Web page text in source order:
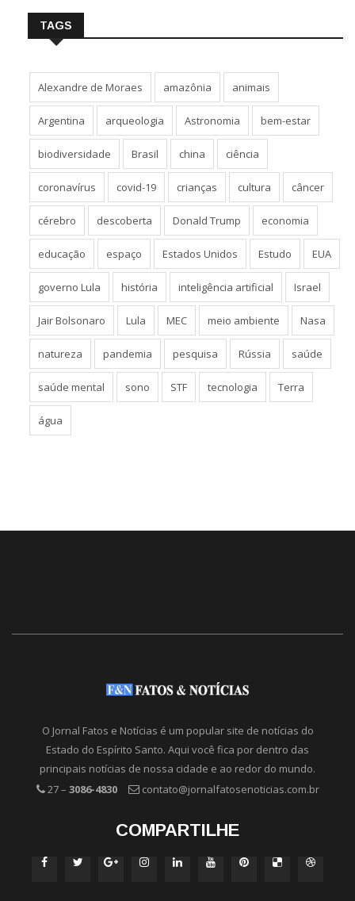
TAGS
Alexandre de Moraes amazônia animais
Argentina arqueologia Astronomia bem-estar
biodiversidade Brasil china ciência
coronavírus covid-19 crianças cultura câncer
cérebro descoberta Donald Trump economia
educação espaço Estados Unidos Estudo EUA
governo Lula história inteligência artificial Israel
Jair Bolsonaro Lula MEC meio ambiente Nasa
natureza pandemia pesquisa Rússia saúde
saúde mental sono STF tecnologia Terra
água
O Jornal Fatos e Notícias é um popular site de notícias do
Estado do Espírito Santo. Aqui você fica por dentro das
principais notícias de nossa cidade e ao redor do mundo.
27 – 3086-4830 contato@jornalfatosenoticias.com.br
COMPARTILHE